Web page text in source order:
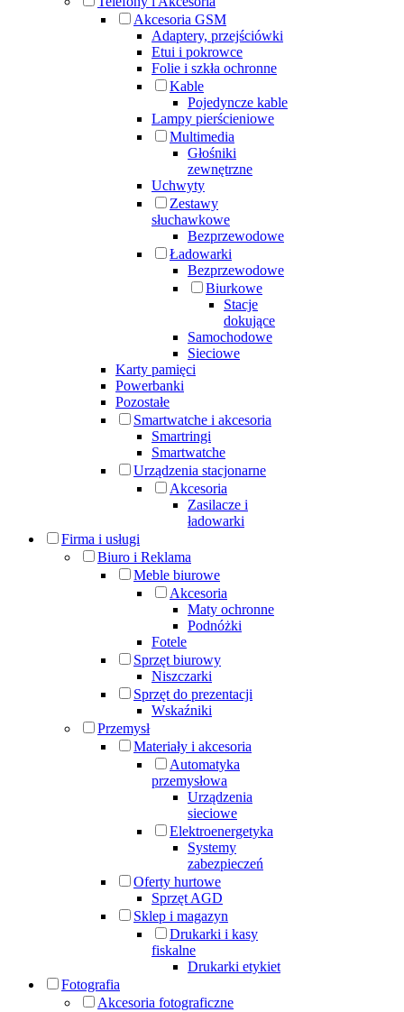
Akcesoria GSM
Adaptery, przejściówki
Etui i pokrowce
Folie i szkła ochronne
Kable
Pojedyncze kable
Lampy pierścieniowe
Multimedia
Głośniki
zewnętrzne
Uchwyty
Zestawy
słuchawkowe
Bezprzewodowe
Ładowarki
Bezprzewodowe
Biurkowe
Stacje
dokujące
Samochodowe
Sieciowe
Karty pamięci
Powerbanki
Pozostałe
Smartwatche i akcesoria
Smartringi
Smartwatche
Urządzenia stacjonarne
Akcesoria
Zasilacze i
ładowarki
Firma i usługi
Biuro i Reklama
Meble biurowe
Akcesoria
Maty ochronne
Podnóżki
Fotele
Sprzęt biurowy
Niszczarki
Sprzęt do prezentacji
Wskaźniki
Przemysł
Materiały i akcesoria
Automatyka
przemysłowa
Urządzenia
sieciowe
Elektroenergetyka
Systemy
zabezpieczeń
Oferty hurtowe
Sprzęt AGD
Sklep i magazyn
Drukarki i kasy
fiskalne
Drukarki etykiet
Fotografia
Akcesoria fotograficzne